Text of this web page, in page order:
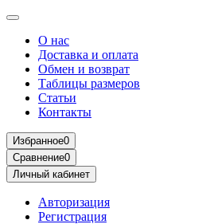
О нас
Доставка и оплата
Обмен и возврат
Таблицы размеров
Статьи
Контакты
Избранное0
Сравнение0
Личный кабинет
Авторизация
Регистрация